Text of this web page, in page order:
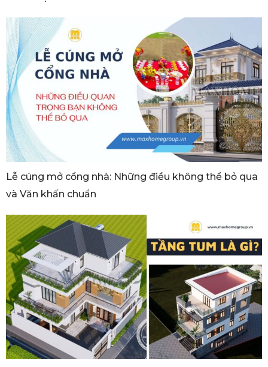
Lễ cúng mở cổng nhà: Những điều không thể bỏ qua
và Văn khấn chuẩn